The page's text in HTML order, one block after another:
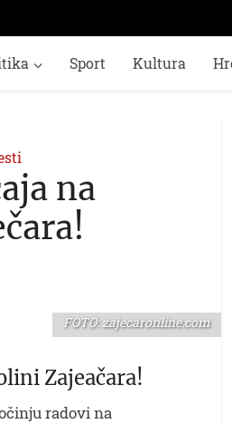
Sport Kultura
na
FOTO: zajecaronline.com
Zajeačara!
radovi na